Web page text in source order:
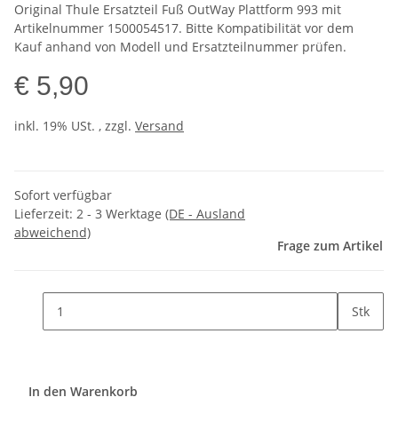
Original Thule Ersatzteil Fuß OutWay Plattform 993 mit
Artikelnummer 1500054517. Bitte Kompatibilität vor dem
Kauf anhand von Modell und Ersatzteilnummer prüfen.
€ 5,90
inkl. 19% USt. , zzgl. Versand
Sofort verfügbar
Lieferzeit: 2 - 3 Werktage (DE - Ausland
abweichend)
Frage zum Artikel
Stk
In den Warenkorb